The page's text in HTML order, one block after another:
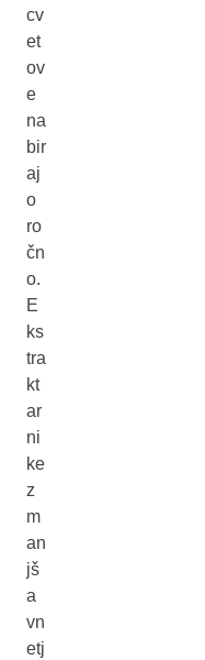
cv
et
ov
e
na
bir
aj
o
ro
čn
o.
E
ks
tra
kt
ar
ni
ke
z
m
an
jš
a
vn
etj